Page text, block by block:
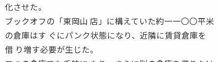
化させた。
ブックオフの「東岡山 店」に構えていた約一一〇〇平米
の倉庫はす ぐにパンク状態になり、近隣に賃貸倉庫を
借 り増す必要が生じた。